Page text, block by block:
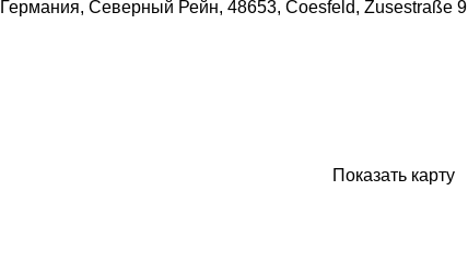
Германия, Северный Рейн, 48653, Coesfeld, Zusestraße 9
Показать карту